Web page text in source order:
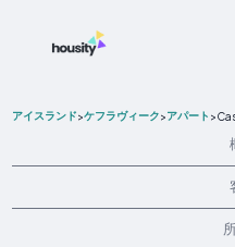
アイスランド>ケフラヴィーク>アパート >